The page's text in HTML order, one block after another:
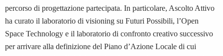
percorso di progettazione partecipata. In particolare, Ascolto Attivo
ha curato il laboratorio di visioning su Futuri Possibili, l’Open
Space Technology e il laboratorio di confronto creativo successivo
per arrivare alla definizione del Piano d’Azione Locale di cui